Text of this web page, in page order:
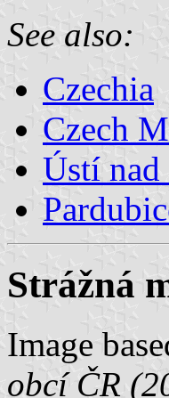
See also:
Czechia
Czech
Ústí
Strážná
Image
obcí ČR